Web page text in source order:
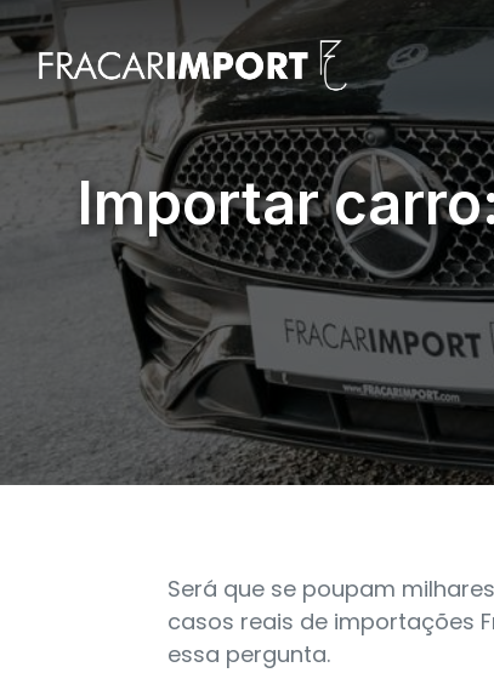
Importar
Será que se poupam
casos reais de importações
essa pergunta.